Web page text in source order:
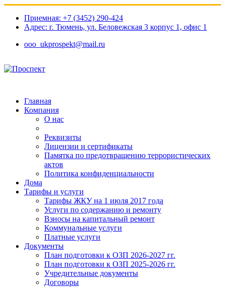
Приемная: +7 (3452) 290-424
Адрес: г. Тюмень, ул. Беловежская 3 корпус 1, офис 1​
ooo_ukprospekt@mail.ru
Главная
Компания
О нас
Реквизиты
Лицензии и сертификаты
Памятка по предотвращению террористических
актов
Политика конфиденциальности
Дома
Тарифы и услуги
Тарифы ЖКУ на 1 июля 2017 года
Услуги по содержанию и ремонту
Взносы на капитальный ремонт
Коммунальные услуги
Платные услуги
Документы
План подготовки к ОЗП 2026-2027 гг.
План подготовки к ОЗП 2025-2026 гг.
Учредительные документы
Договоры